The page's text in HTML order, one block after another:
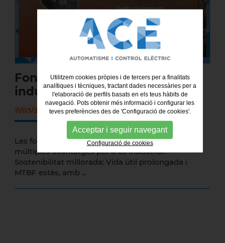
Fonts d'alimentació per a ús
industrial Modicon ABL
11/05/2026
Les fonts d'alimentació Modicon ABL aporten
múltiples avantatges per a ús industrial:
Sostenibilitat millorada: Vida útil prolongada i
MTBF estès, amb ...
Utilitzem cookies pròpies i de tercers per a finalitats
analítiques i tècniques, tractant dades necessàries per a
l'elaboració de perfils basats en els teus hàbits de
navegació. Pots obtenir més informació i configurar les
teves preferències des de 'Configuració de cookies'.
Acceptar i seguir navegant
Configuració de cookies